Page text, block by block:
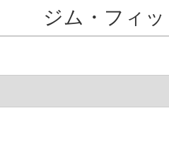
ジム・フィ